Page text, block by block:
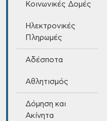
Κοινωνικές Δομές
Ηλεκτρονικές
Πληρωμές
Αδέσποτα
Αθλητισμός
Δόμηση και
Ακίνητα